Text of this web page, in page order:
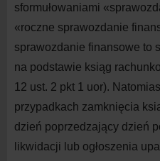
sformułowaniami
«roczne sprawozdanie
sprawozdanie finansowe to
na podstawie ksiąg
12 ust. 2 pkt 1 uor).
przypadkach zamknięcia
dzień poprzedzający dzień
likwidacji lub ogłoszenia